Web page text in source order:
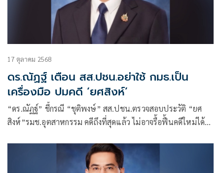
17 ตุลาคม 2568
ดร.ณัฏฐ์ เตือน สส.ปชน.อย่าใช้ กมธ.เป็น
เครื่องมือ ปมคดี ‘ยศสิงห์’
“ดร.ณัฏฐ์” ชี้กรณี “ชุติพงษ์” สส.ปชน.ตรวจสอบประวัติ “ยศ
สิงห์”รมช.อุตสาหกรรม คดีถึงที่สุดแล้ว ไม่อาจรื้อฟื้นคดีใหม่ได้